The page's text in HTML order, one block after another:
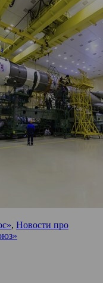
, Новости про